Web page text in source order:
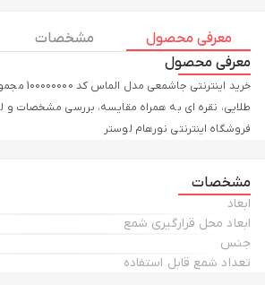
معرفی محصول مشخصات
معرفی محصول
طلایی، نقره ای به همراه مقایسه، بررسی مشخصات و
فروشگاه اینترنتی نورهام لوستر
مشخصات
ابعاد
ابعاد محل قرارگیری شمع
جنس
تعداد شمع قابل استفاده